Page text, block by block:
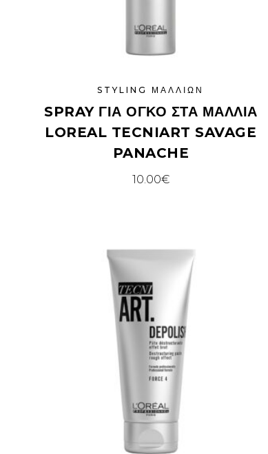
STYLING ΜΑΛΛΙΏΝ
SPRAY ΓΙΑ ΌΓΚΟ ΣΤΑ ΜΑΛΛΙΆ
LOREAL TECNIART SAVAGE
PANACHE
10.00€